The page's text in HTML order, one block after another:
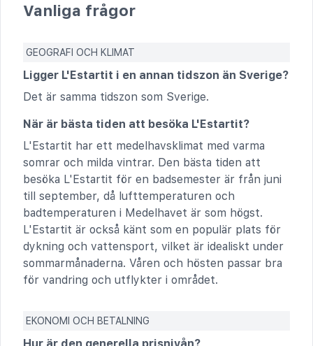
Vanliga frågor
GEOGRAFI OCH KLIMAT
Ligger L'Estartit i en annan tidszon än Sverige?
Det är samma tidszon som Sverige.
När är bästa tiden att besöka L'Estartit?
L'Estartit har ett medelhavsklimat med varma
somrar och milda vintrar. Den bästa tiden att
besöka L'Estartit för en badsemester är från juni
till september, då lufttemperaturen och
badtemperaturen i Medelhavet är som högst.
L'Estartit är också känt som en populär plats för
dykning och vattensport, vilket är idealiskt under
sommarmånaderna. Våren och hösten passar bra
för vandring och utflykter i området.
EKONOMI OCH BETALNING
Hur är den generella prisnivån?